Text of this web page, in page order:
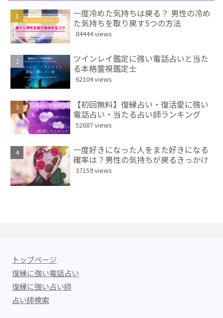
一度冷めた気持ちは戻る？ 男性の冷め
た気持ちを取り戻す5つの方法
84444 views
ツインレイ鑑定に強い電話占いと当た
る本格霊視鑑定士
62104 views
【初回無料】復縁占い・復活愛に強い
電話占い・当たる占い師ランキング
52687 views
一度好きになった人をまた好きになる
確率は？男性の気持ちが戻るきっかけ
37159 views
トップページ
復縁に強い電話占い
復縁に強い占い師
占い師検索